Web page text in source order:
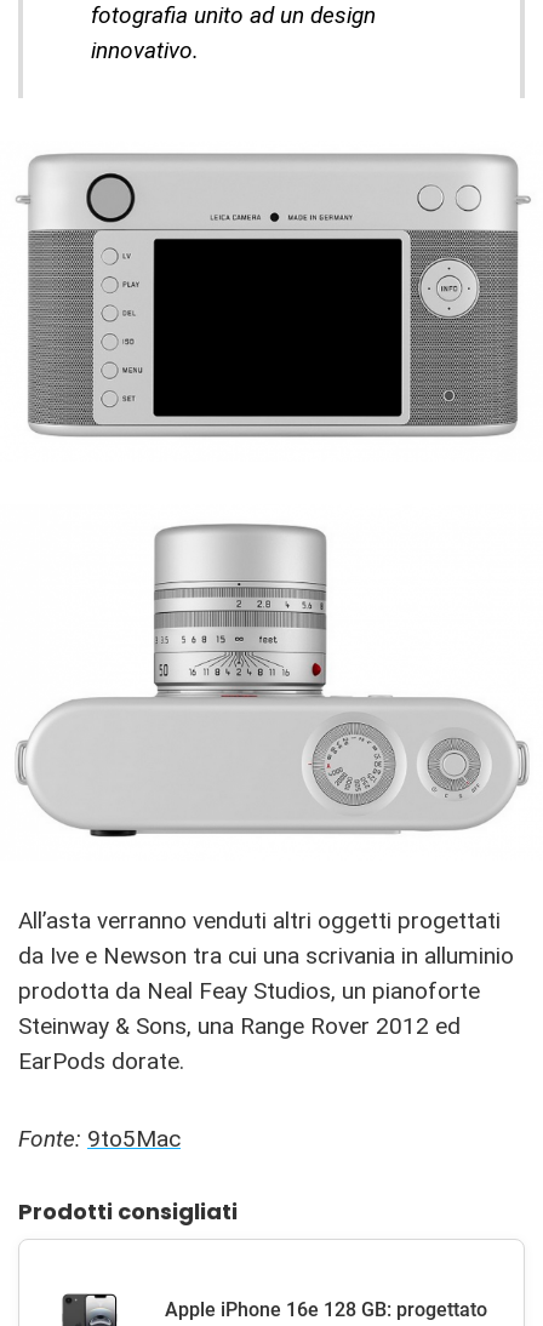
fotografia unito ad un design
innovativo.
All’asta verranno venduti altri oggetti progettati
da Ive e Newson tra cui una scrivania in alluminio
prodotta da Neal Feay Studios, un pianoforte
Steinway & Sons, una Range Rover 2012 ed
EarPods dorate.
Fonte: 9to5Mac
Prodotti consigliati
Apple iPhone 16e 128 GB: progettato